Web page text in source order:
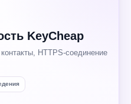
KeyCheap
соединение